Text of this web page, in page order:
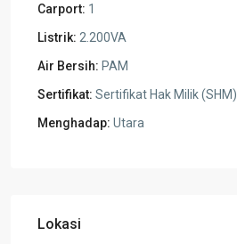
Carport: 1
Listrik: 2.200VA
Air Bersih: PAM
Sertifikat: Sertifikat Hak Milik (SHM)
Menghadap: Utara
Lokasi